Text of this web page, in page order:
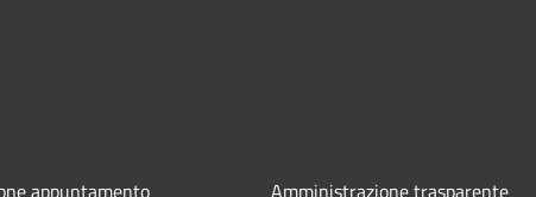
appuntamento Amministrazione trasparente